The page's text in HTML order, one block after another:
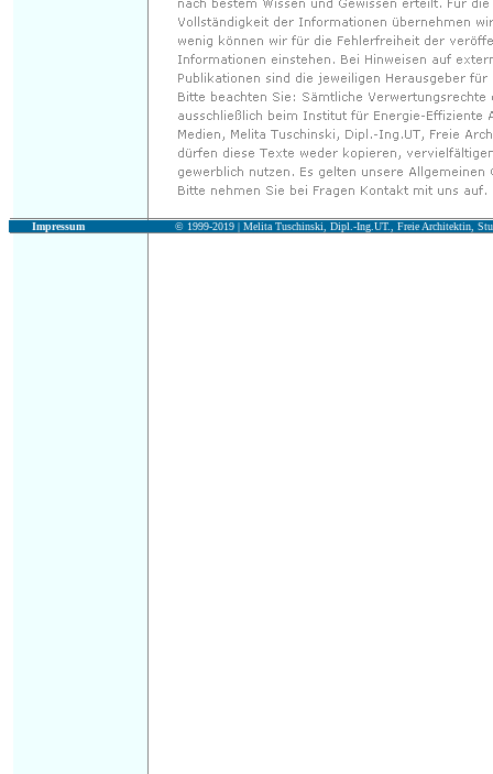
Impressum © 1999-2019 | Melita Tuschinski, Dipl.-Ing.UT., Freie Architektin,